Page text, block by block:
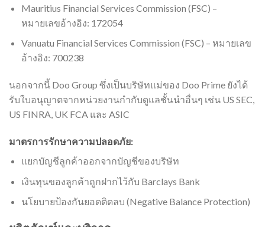
Mauritius Financial Services Commission (FSC) –
หมายเลขอ้างอิง: 172054
Vanuatu Financial Services Commission (FSC) – หมายเลข
อ้างอิง: 700238
นอกจากนี้ Doo Group ซึ่งเป็นบริษัทแม่ของ Doo Prime ยังได้
รับใบอนุญาตจากหน่วยงานกำกับดูแลชั้นนำอื่นๆ เช่น US SEC,
US FINRA, UK FCA และ ASIC
มาตรการรักษาความปลอดภัย:
แยกบัญชีลูกค้าออกจากบัญชีของบริษัท
เงินทุนของลูกค้าถูกฝากไว้กับ Barclays Bank
นโยบายป้องกันยอดติดลบ (Negative Balance Protection)